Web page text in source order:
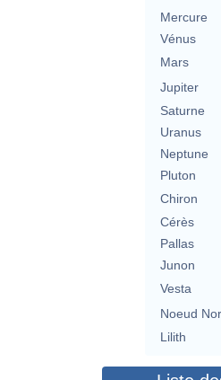
Mercure
Vénus
Mars
Jupiter
Saturne
Uranus
Neptune
Pluton
Chiron
Cérès
Pallas
Junon
Vesta
Noeud
Lilith